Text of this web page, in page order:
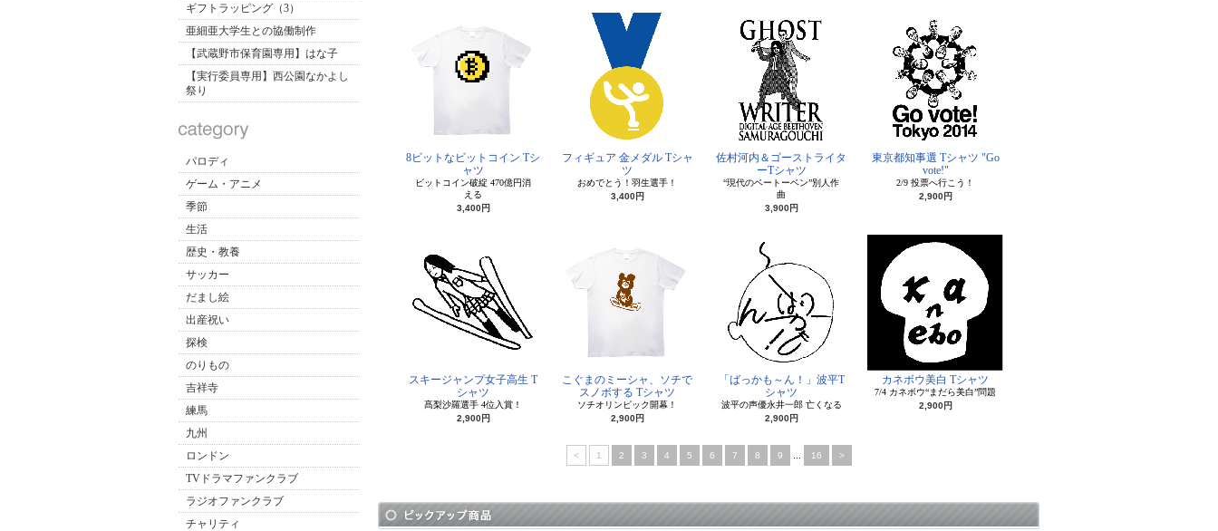
ギフトラッピング（3）
亜細亜大学生との協働制作
【武蔵野市保育園専用】はな子
【実行委員専用】西公園なかよし
祭り
パロディ
ゲーム・アニメ
季節
生活
歴史・教養
サッカー
だまし絵
出産祝い
探検
のりもの
吉祥寺
練馬
九州
ロンドン
TVドラマファンクラブ
ラジオファンクラブ
チャリティ
8ビットなビットコイン Tシ
ャツ
ビットコイン破綻 470億円消
える
3,400円
フィギュア 金メダル Tシャ
ツ
おめでとう！羽生選手！
3,400円
佐村河内＆ゴーストライタ
ーTシャツ
“現代のベートーベン”別人作
曲
3,900円
東京都知事選 Tシャツ "Go
vote!"
2/9 投票へ行こう！
2,900円
スキージャンプ女子高生 T
シャツ
髙梨沙羅選手 4位入賞！
2,900円
こぐまのミーシャ、ソチで
スノボする Tシャツ
ソチオリンピック開幕！
2,900円
「ばっかも～ん！」波平T
シャツ
波平の声優永井一郎 亡くなる
2,900円
カネボウ美白 Tシャツ
7/4 カネボウ“まだら美白”問題
2,900円
< 1 2 3 4 5 6 7 8 9 16 >